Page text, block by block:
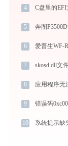
4 C盘里的
5 奔图
6 爱普生WF-
7 skosd.dll文
8 应用程序无
9 错误码
10 系统提示缺